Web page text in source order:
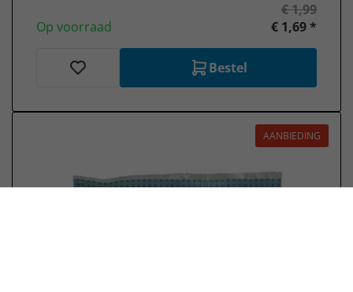
Op voorraad
€ 1,99
€ 1,69 *
Bestel
AANBIEDING